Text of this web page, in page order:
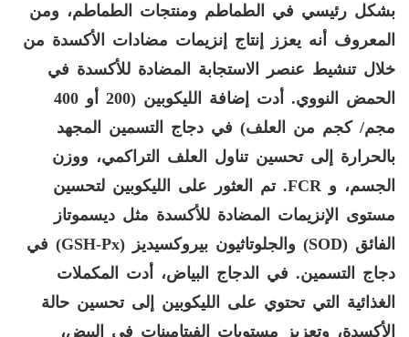
بشكل رئيسي في الطماطم ومنتجات الطماطم، ومن
المعروف أنه يعزز إنتاج إنزيمات مضادات الأكسدة من
خلال تنشيط عنصر الاستجابة المضادة للأكسدة في
الحمض النووي. أدت إضافة الليكوبين (200 أو 400
مجم/ كجم من العلف) في دجاج التسمين المجهد
بالحرارة إلى تحسين تناول العلف التراكمي، ووزن
الجسم، و FCR. تم العثور على الليكوبين لتحسين
مستوى الإنزيمات المضادة للأكسدة مثل ديسموتاز
الفائق (SOD) والجلوتاثيون بيروكسيديز (GSH-Px) في
دجاج التسمين. في الدجاج البياض، أدت المكملات
الغذائية التي تحتوي على الليكوبين إلى تحسين حالة
الأكسدة، وتعزيز مستويات الفيتامينات في البيض،